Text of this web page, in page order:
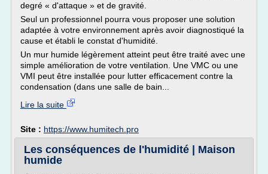
degré « d'attaque » et de gravité.
Seul un professionnel pourra vous proposer une solution
adaptée à votre environnement après avoir diagnostiqué la
cause et établi le constat d'humidité.
Un mur humide légèrement atteint peut être traité avec une
simple amélioration de votre ventilation. Une VMC ou une
VMI peut être installée pour lutter efficacement contre la
condensation (dans une salle de bain...
Lire la suite
Site : https://www.humitech.pro
Les conséquences de l'humidité | Maison
humide